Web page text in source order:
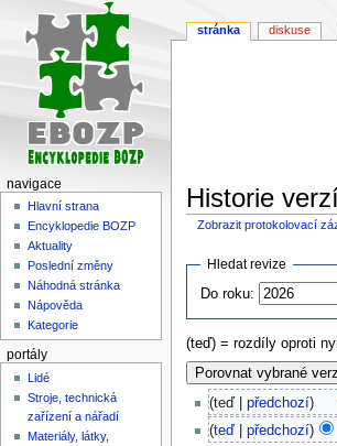
Historie
Zobrazit protokolovací
Skočit
navigaci
Skočit
vyhledávání
Hledat revize
Do roku:
(teď) = rozdíly oproti
teď předchozí
teď
předchozí
stránka diskuse
navigace
Hlavní strana
Encyklopedie BOZP
Aktuality
Poslední změny
Náhodná stránka
Nápověda
Kategorie
portály
Lidé
Stroje, technická
zařízení a nářadí
Materiály, látky,